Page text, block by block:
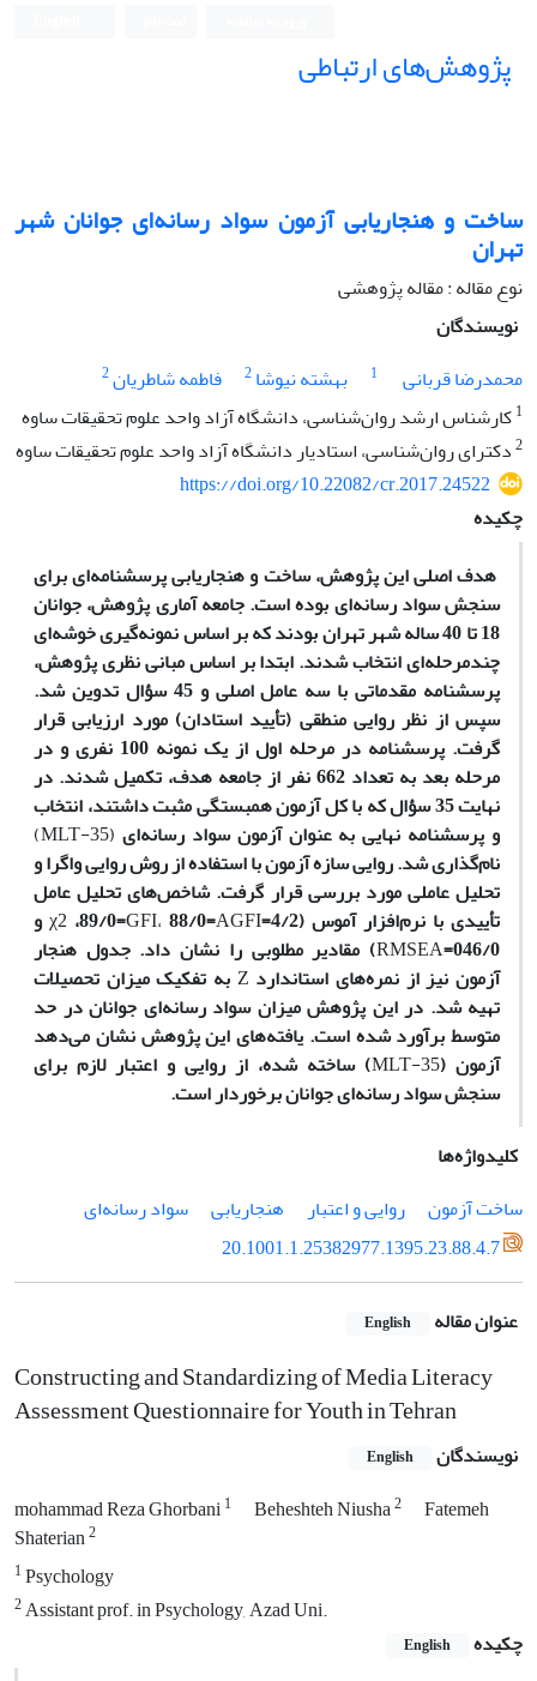
پژوهش‌های ارتباطی
ساخت و هنجاریابی آزمون سواد رسانه‌ای جوانان شهر
تهران
نوع مقاله : مقاله پژوهشی
نویسندگان
محمدرضا قربانی
1 بهشته نیوشا2 فاطمه شاطریان2
1کارشناس ارشد روان‌شناسی، دانشگاه آزاد واحد علوم تحقیقات ساوه
2دکترای روان‌شناسی، استادیار دانشگاه آزاد واحد علوم تحقیقات ساوه
https://doi.org/10.22082/cr.2017.24522
چکیده
هدف اصلی این پژوهش، ساخت و هنجاریابی پرسشنامه‌ای برای
سنجش سواد رسانه‌ای بوده است. جامعه آماری پژوهش، جوانان
18 تا 40 ساله شهر تهران بودند که بر اساس نمونه‌گیری خوشه‌ای
چندمرحله‌ای انتخاب شدند. ابتدا بر اساس مبانی نظری پژوهش،
پرسشنامه مقدماتی با سه عامل اصلی و 45 سؤال تدوین شد.
سپس از نظر روایی منطقی (تأیید استادان) مورد ارزیابی قرار
گرفت. پرسشنامه در مرحله اول از یک نمونه 100 نفری و در
مرحله بعد به تعداد 662 نفر از جامعه هدف، تکمیل شدند. در
نهایت 35 سؤال که با کل آزمون همبستگی مثبت داشتند، انتخاب
و پرسشنامه نهایی به‌ عنوان آزمون سواد رسانه‌ای (MLT-35)
نام‌گذاری شد. روایی سازه آزمون با استفاده از روش روایی واگرا و
تحلیل عاملی مورد بررسی قرار گرفت. شاخص‌های تحلیل عامل
تأییدی با نرم‌افزار آموس (4/2=
χ2 ،89/0=GFI، 88/0=AGFI
و
046/0=
RMSEA) مقادیر مطلوبی را نشان داد. جدول هنجار
آزمون نیز از نمره‌های استاندارد Z به تفکیک میزان تحصیلات
تهیه شد. در این پژوهش میزان سواد رسانه‌ای جوانان در حد
متوسط برآورد شده است. یافته‌های این پژوهش نشان می‌دهد
آزمون (MLT-35) ساخته شده، از روایی و اعتبار لازم برای
سنجش سواد رسانه‌ای جوانان برخوردار است.
کلیدواژه‌ها
ساخت آزمون
روایی و اعتبار هنجاریابی
سواد رسانه‌ای
20.1001.1.25382977.1395.23.88.4.7
عنوان مقاله English
Constructing and Standardizing of Media Literacy
Assessment Questionnaire for Youth in Tehran
نویسندگان English
mohammad Reza Ghorbani1 Beheshteh Niusha2
Fatemeh
Shaterian2
1Psychology
2Assistant prof. in Psychology, Azad Uni.
چکیده
English